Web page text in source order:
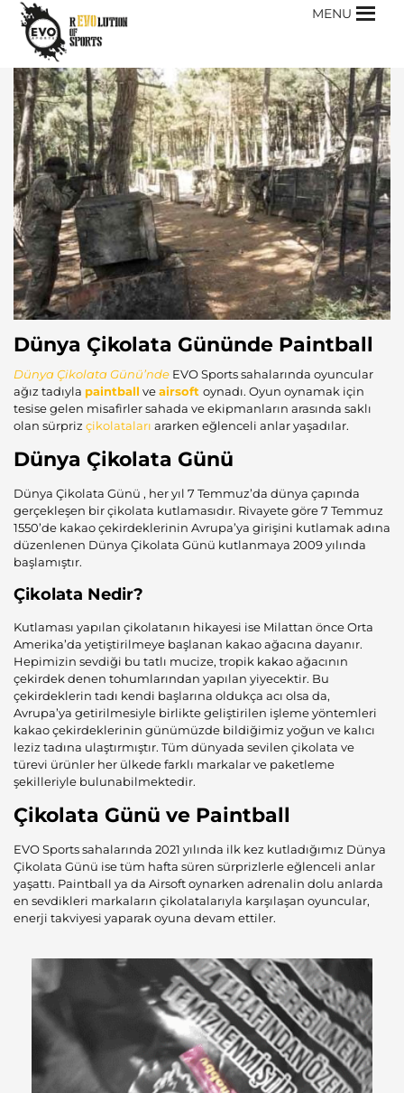
MENU
Dünya Çikolata Gününde Paintball
Dünya ÇikolataGünü’nde EVO Sports sahalarında oyuncular
ağız tadıyla paintball veairsoft oynadı. Oyun oynamak için
tesise gelen misafirler sahada ve ekipmanların arasında saklı
olan sürpriz çikolataları ararken eğlenceli anlar yaşadılar.
Dünya Çikolata Günü
Dünya Çikolata Günü , her yıl 7 Temmuz’da dünya çapında
gerçekleşen bir çikolata kutlamasıdır. Rivayete göre 7 Temmuz
1550’de kakao çekirdeklerinin Avrupa’ya girişini kutlamak adına
düzenlenen Dünya Çikolata Günü kutlanmaya 2009 yılında
başlamıştır.
Çikolata Nedir?
Kutlaması yapılan çikolatanın hikayesi ise Milattan önce Orta
Amerika’da yetiştirilmeye başlanan kakao ağacına dayanır.
Hepimizin sevdiği bu tatlı mucize, tropik kakaoağacının
çekirdek denen tohumlarından yapılan yiyecektir. Bu
çekirdeklerin tadı kendi başlarına oldukça acı olsa da,
Avrupa’ya getirilmesiyle birlikte geliştirilen işleme yöntemleri
kakao çekirdeklerinin günümüzde bildiğimiz yoğun ve kalıcı
leziz tadına ulaştırmıştır. Tüm dünyada sevilen çikolata ve
türevi ürünler her ülkede farklı markalar ve paketleme
şekilleriyle bulunabilmektedir.
Çikolata Günü ve Paintball
EVO Sports sahalarında 2021 yılında ilk kez kutladığımız Dünya
Çikolata Günü ise tüm hafta süren sürprizlerle eğlenceli anlar
yaşattı. Paintball ya da Airsoft oynarken adrenalin dolu anlarda
en sevdikleri markaların çikolatalarıyla karşılaşan oyuncular,
enerji takviyesi yaparak oyuna devam ettiler.